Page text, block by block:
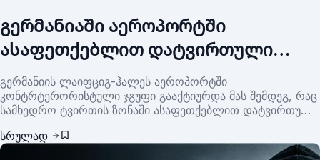
გერმანიაში აეროპორტში
ასაფეთქებლით დატვირთული
დრონი იპოვეს –
კონტრტერორისტული გუნდი
გამოძიებას იწყებს
გერმანიის ლაიფციგ-ჰალეს აეროპორტში
კონტრტერორისტული ჯგუფი გააქტიურდა მას შემდეგ, რაც
სამხედრო ტვირთის ზონაში ასაფეთქებლით დატვირთული
გამოიწვია.
სრულად